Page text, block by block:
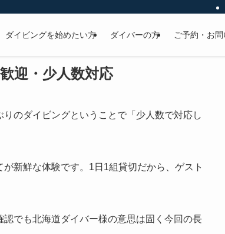
ダイビングを始めたい方 ダイバーの方 ご予約・お
迎・少人数対応
りのダイビングということで「少人数で対応し
新鮮な体験です。1日1組貸切だから、ゲスト
でも北海道ダイバー様の意思は固く今回の長